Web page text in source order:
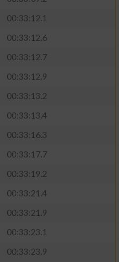
00:33:12.1
00:33:12.6
00:33:12.7
00:33:12.9
00:33:13.2
00:33:13.4
00:33:16.3
00:33:17.7
00:33:19.2
00:33:21.4
00:33:21.9
00:33:23.1
00:33:23.9